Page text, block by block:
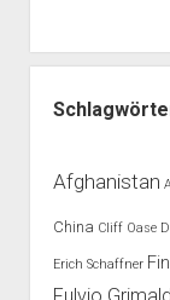
Afghanistan
China Cliff Oase
Erich Schaffner